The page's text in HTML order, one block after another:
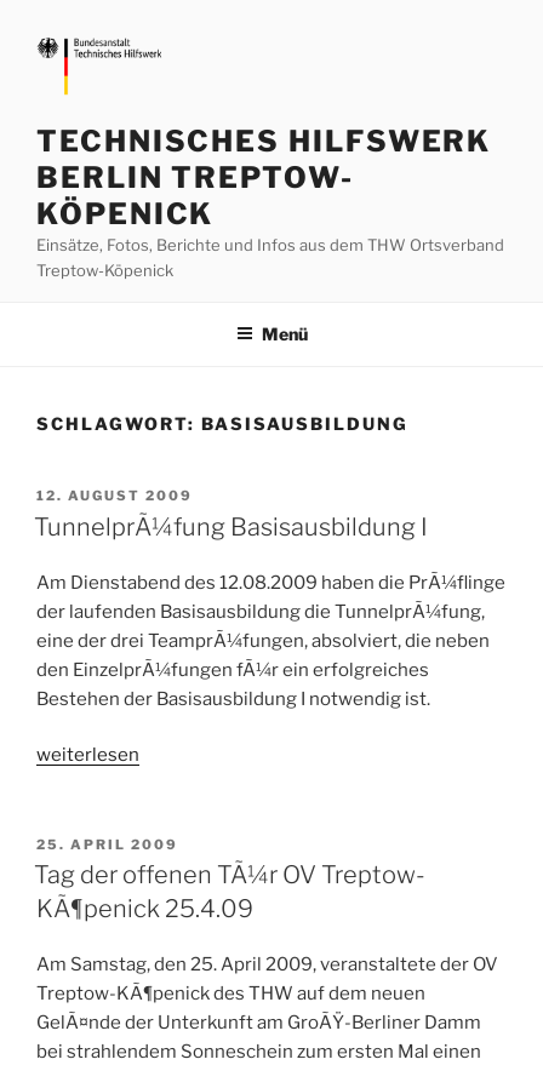
Inhalt
springen
TECHNISCHES HILFSWERK
BERLIN TREPTOW-
KÖPENICK
Einsätze, Fotos, Berichte und Infos aus dem THW Ortsverband
Treptow-Köpenick
Menü
SCHLAGWORT: BASISAUSBILDUNG
VERÖFFENTLICHT
AM
12. AUGUST 2009
TunnelprÃ¼fung Basisausbildung I
Am Dienstabend des 12.08.2009 haben die PrÃ¼flinge
der laufenden Basisausbildung die TunnelprÃ¼fung,
eine der drei TeamprÃ¼fungen, absolviert, die neben
den EinzelprÃ¼fungen fÃ¼r ein erfolgreiches
Bestehen der Basisausbildung I notwendig ist.
„TunnelprÃ¼fung
weiterlesen
VERÖFFENTLICHT
AM
25. APRIL 2009
Tag der offenen TÃ¼r OV Treptow-
KÃ¶penick 25.4.09
Am Samstag, den 25. April 2009, veranstaltete der OV
Treptow-KÃ¶penick des THW auf dem neuen
GelÃ¤nde der Unterkunft am GroÃŸ-Berliner Damm
bei strahlendem Sonneschein zum ersten Mal einen